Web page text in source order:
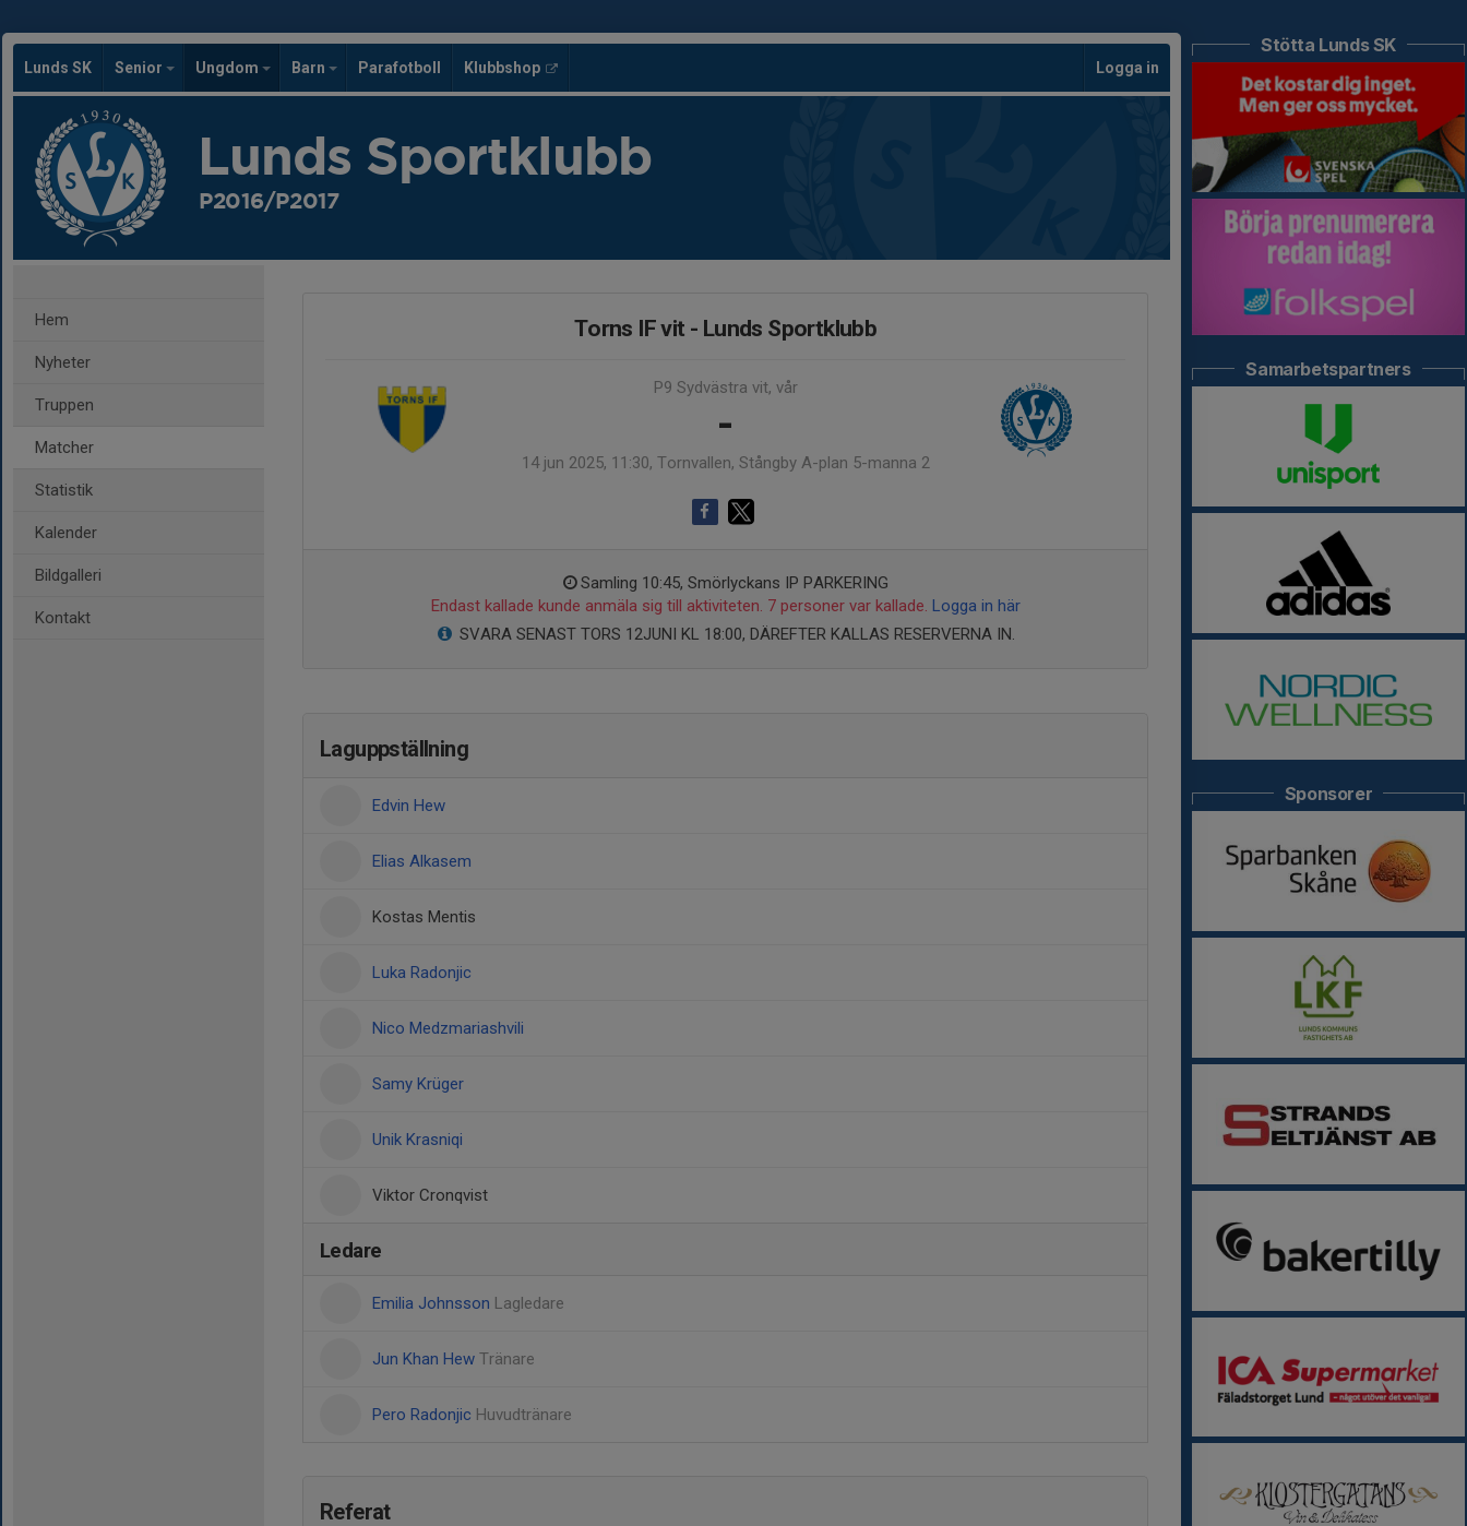
Lunds SK Senior Ungdom Barn Parafotboll Klubbshop Logga in
Lunds Sportklubb
P2016/P2017
Hem
Nyheter
Truppen
Matcher
Statistik
Kalender
Bildgalleri
Kontakt
Torns IF vit - Lunds Sportklubb
P9 Sydvästra vit, vår
-
14 jun 2025, 11:30, Tornvallen, Stångby A-plan 5-manna 2
Samling 10:45, Smörlyckans IP PARKERING
Endast kallade kunde anmäla sig till aktiviteten. 7 personer var kallade. Logga in här
SVARA SENAST TORS 12JUNI KL 18:00, DÄREFTER KALLAS RESERVERNA IN.
Laguppställning
Edvin Hew
Elias Alkasem
Kostas Mentis
Luka Radonjic
Nico Medzmariashvili
Samy Krüger
Unik Krasniqi
Viktor Cronqvist
Ledare
Emilia Johnsson Lagledare
Jun Khan Hew Tränare
Pero Radonjic Huvudtränare
Referat
Stötta Lunds SK
Samarbetspartners
Sponsorer